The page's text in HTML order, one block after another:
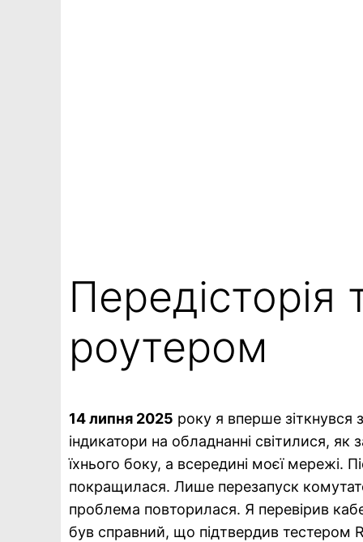
роутером
14 липня 2025 року я вперше
індикатори на обладнанні світилися,
їхнього боку, а всередині моєї мережі.
покращилася. Лише перезапуск
проблема повторилася. Я перевірив
був справний, що підтвердив тестером